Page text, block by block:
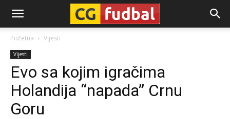
CG-
Fudbal
Početna Vijesti
Vijesti
Evo sa kojim igračima
Holandija “napada” Crnu
Goru